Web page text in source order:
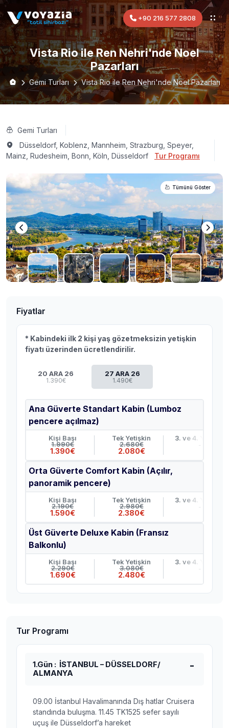
+90 216 577 2808
Vista Rio ile Ren Nehri'nde Noel
Pazarları
Gemi Turları Vista Rio ile Ren Nehri'nde Noel Pazarları
Gemi Turları
Düsseldorf, Koblenz, Mannheim, Strazburg, Speyer,
Mainz, Rudesheim, Bonn, Köln, Düsseldorf
Tur Programı
Tümünü Göster
Fiyatlar
* Kabindeki ilk 2 kişi yaş gözetmeksizin yetişkin
fiyatı üzerinden ücretlendirilir.
20 ARA 26
1.390€
27 ARA 26
1.490€
Ana Güverte Standart Kabin (Lumboz
pencere açılmaz)
Kişi Başı
1.990€
1.390€
Tek Yetişkin
2.680€
2.080€
3. ve 4. Yetişkin
-
Orta Güverte Comfort Kabin (Açılır,
panoramik pencere)
Kişi Başı
2.190€
1.590€
Tek Yetişkin
2.980€
2.380€
3. ve 4. Yetişkin
-
Üst Güverte Deluxe Kabin (Fransız
Balkonlu)
Kişi Başı
2.290€
1.690€
Tek Yetişkin
3.080€
2.480€
3. ve 4. Yetişkin
-
Tur Programı
1.Gün : İSTANBUL – DÜSSELDORF/
ALMANYA
09.00 İstanbul Havalimanında Dış hatlar Cruisera
standında buluşma. 11.45 TK1525 sefer sayılı
uçuş ile Düsseldorf’a hareket